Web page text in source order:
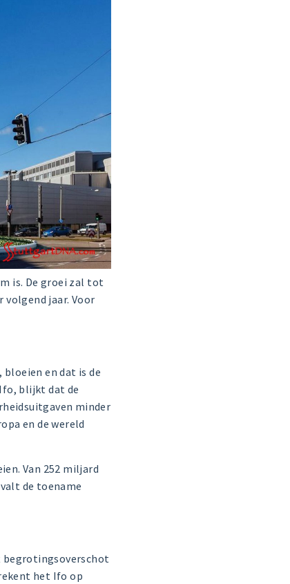
is. De groei zal tot
volgend jaar. Voor
bloeien en dat is de
Ifo, blijkt dat de
minder
en de wereld
Van 252 miljard
de toename
begrotingsoverschot
het Ifo op